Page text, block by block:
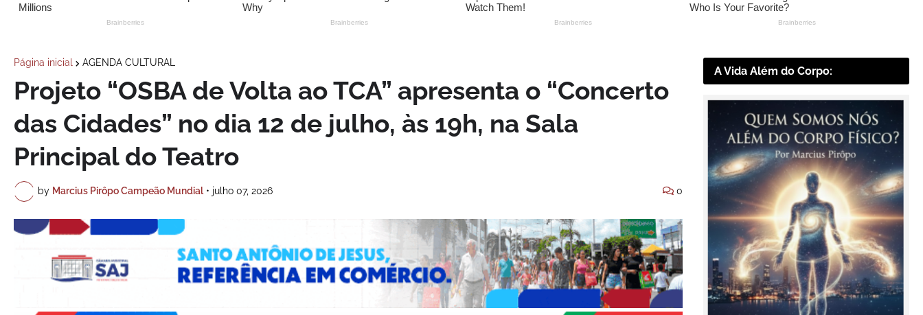
Página inicial AGENDA CULTURAL
Projeto “OSBA de Volta ao TCA” apresenta o “Concerto
das Cidades” no dia 12 de julho, às 19h, na Sala
Principal do Teatro
by Marcius Pirôpo Campeão Mundial • julho 07, 2026 0
A Vida Além do Corpo: